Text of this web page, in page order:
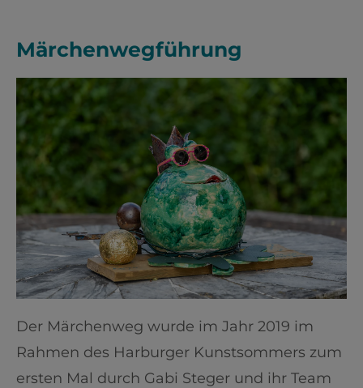
Märchenwegführung
Der Märchenweg wurde im Jahr 2019 im
Rahmen des Harburger Kunstsommers zum
ersten Mal durch Gabi Steger und ihr Team